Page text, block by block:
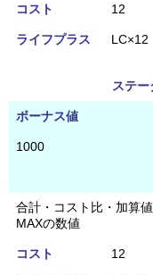
コスト 12
ライフプラス LC×12
ステ
ボーナス値
1000
合計・コスト比・加算
MAXの数値
コスト 12